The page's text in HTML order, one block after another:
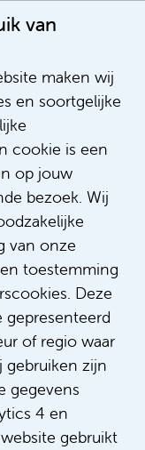
van
maken wij
en soortgelijke
cookie is een
op jouw
bezoek. Wij
van onze
toestemming
Deze
of regio waar
gebruiken zijn
gegevens
4 en
gebruikt